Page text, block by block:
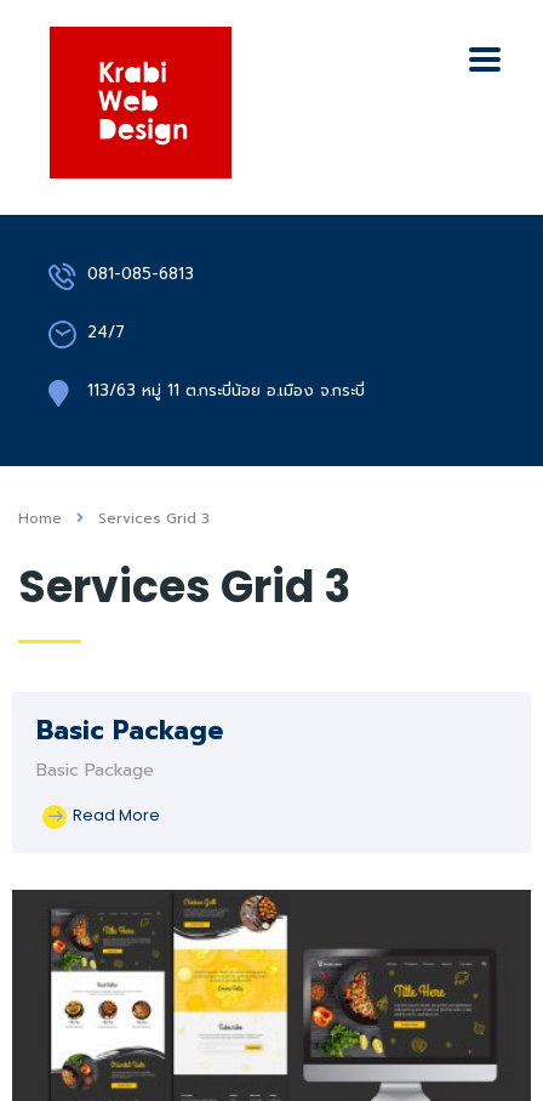
081-085-6813
24/7
113/63 หมู่ 11 ต.กระบี่น้อย อ.เมือง จ.กระบี่
Home Services Grid 3
Services Grid 3
Basic Package
Basic Package
Read More